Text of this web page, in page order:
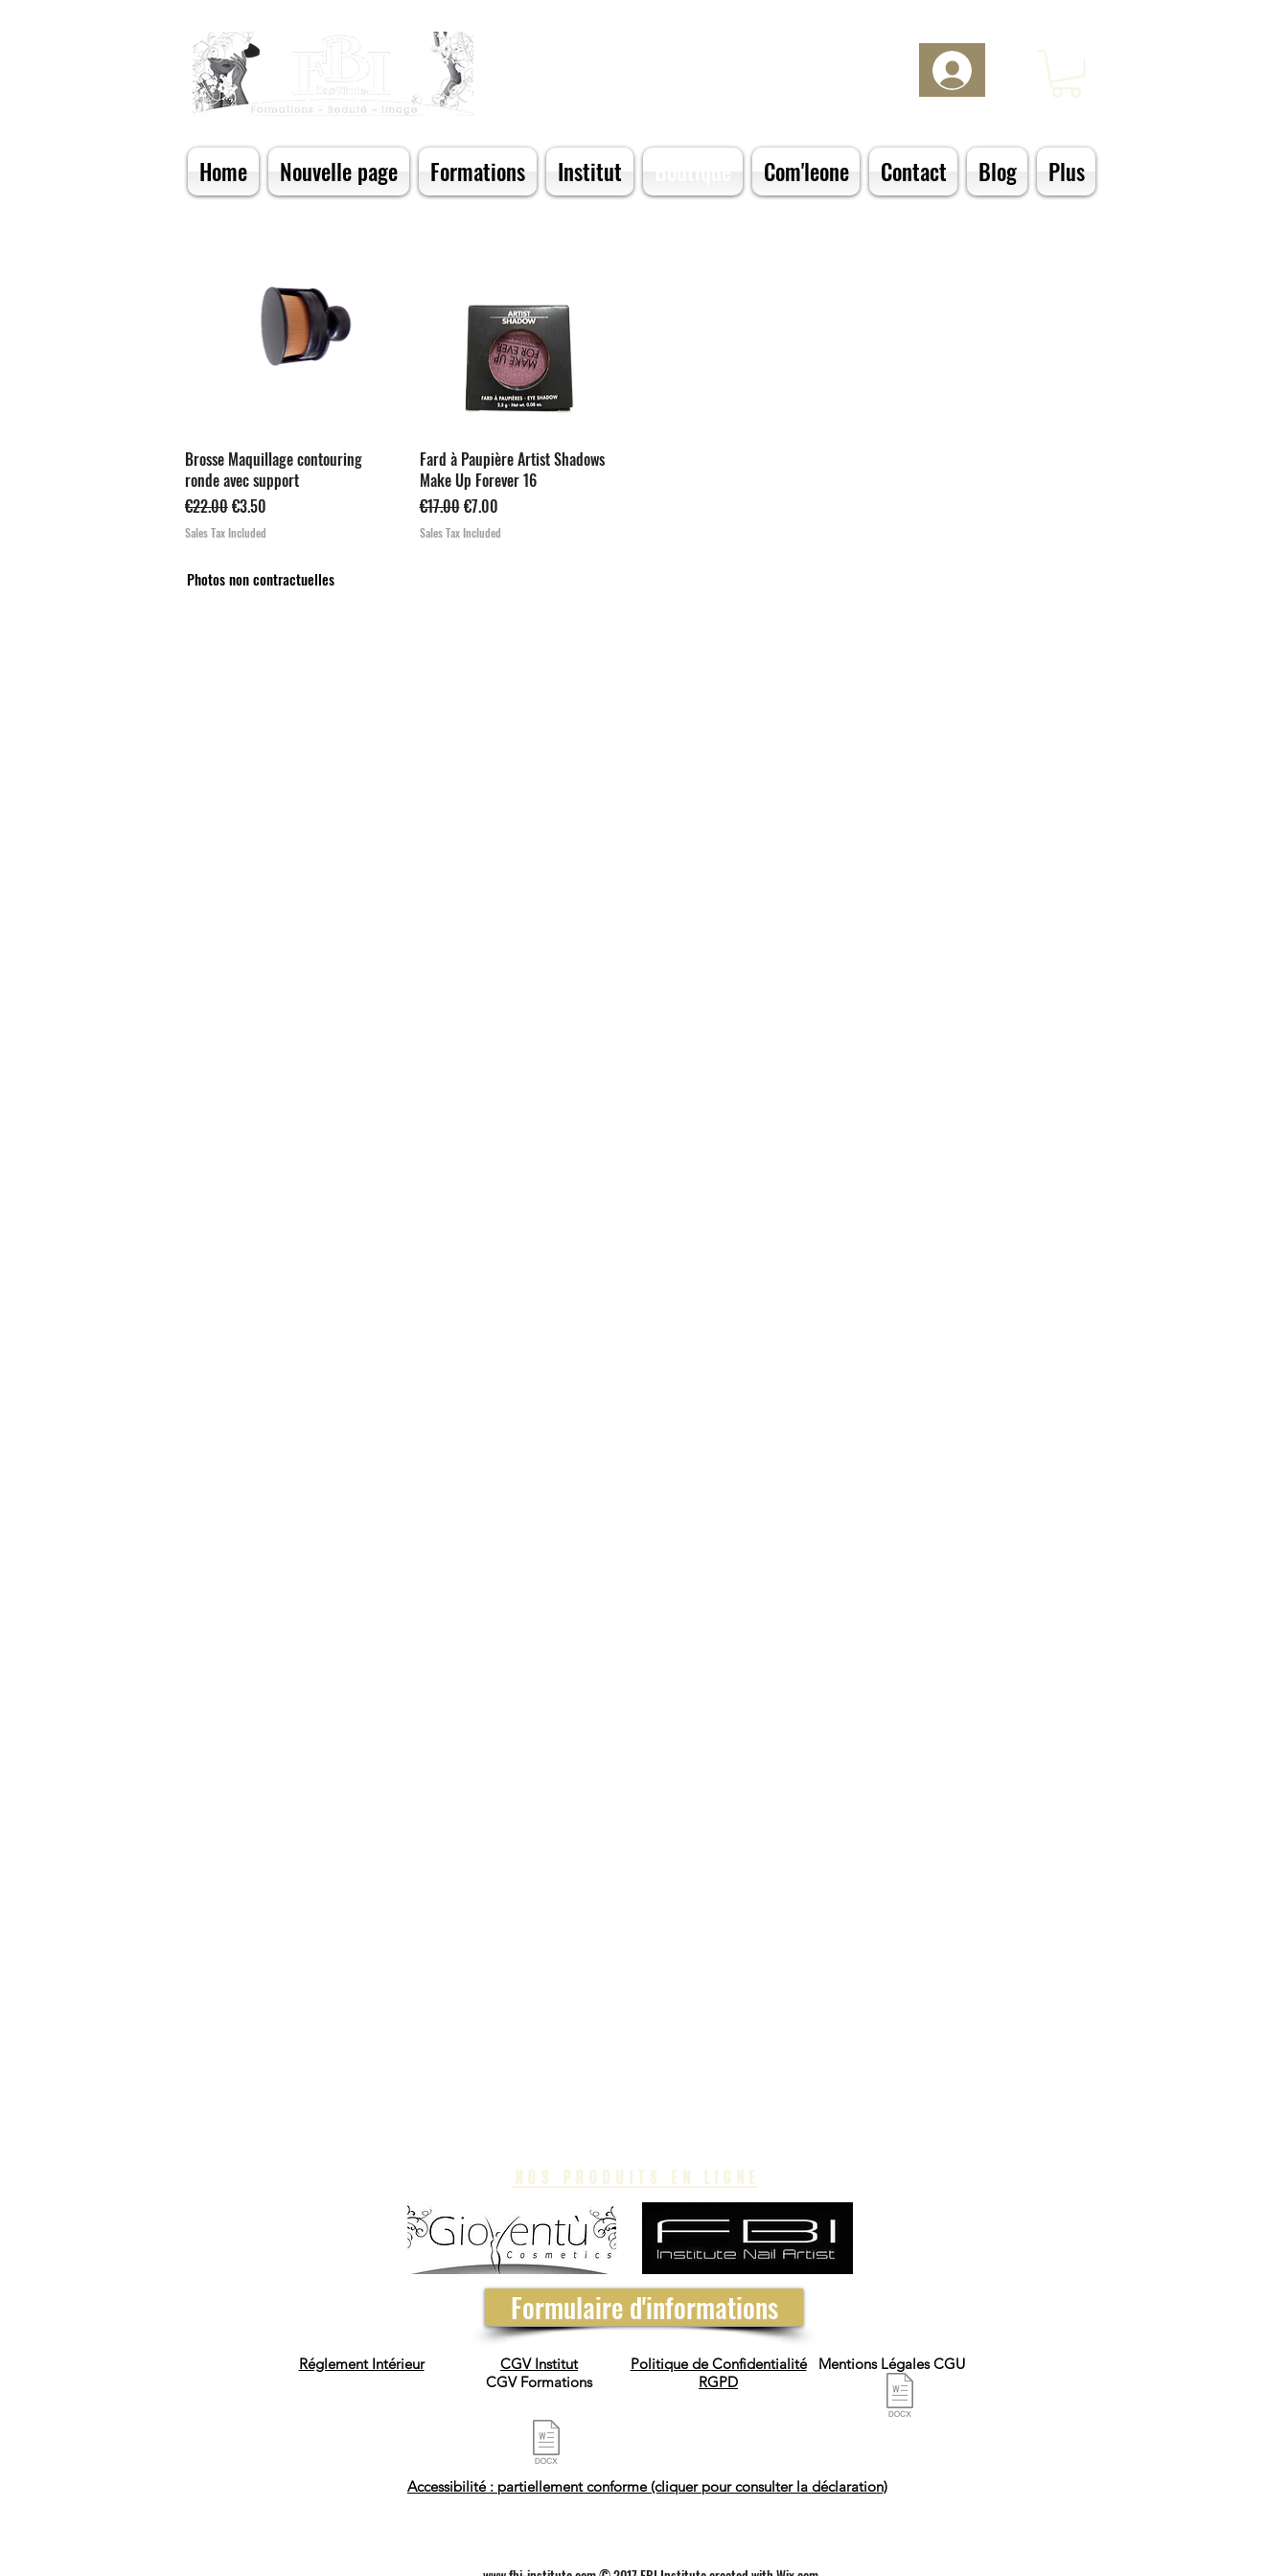
Home Nouvelle page Formations Institut Com'leone Contact Blog Plus
Quick View
Brosse Maquillage contouring
ronde avec support
Regular Price
€22.00Sale Price
€3.50
Sales Tax Included
Quick View
Fard à Paupière Artist Shadows
Make Up Forever 16
Regular Price
€17.00Sale Price
€7.00
Sales Tax Included
Photos non contractuelles
nos produits en ligne
Formulaire d'informations
Réglement Intérieur CGV Institut
Politique de Confidentialité
RGPD
Mentions Légales CGU
Accessibilité : partiellement conforme (cliquer pour consulter la déclaration)
CGV Formations